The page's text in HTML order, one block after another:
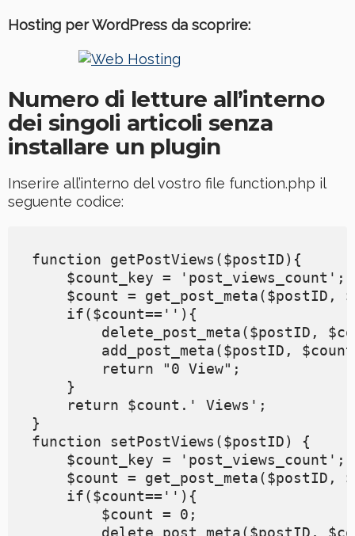
Hosting per WordPress da scoprire:
Numero di letture all’interno
dei singoli articoli senza
installare un plugin
Inserire all’interno del vostro file function.php il
seguente codice:
function getPostViews($postID){
    $count_key = 'post_views_count';
$count = get_post_meta($postID,
    if($count==''){
delete_post_meta($postID,
add_post_meta($postID,
        return "0 View";
    }
    return $count.' Views';
}
function setPostViews($postID) {
    $count_key = 'post_views_count';
$count = get_post_meta($postID,
    if($count==''){
        $count = 0;
delete_post_meta($postID,